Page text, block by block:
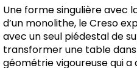
Une forme singulière avec
d’un monolithe, le Creso
avec un seul piédestal de
transformer une table
géométrie vigoureuse qui a